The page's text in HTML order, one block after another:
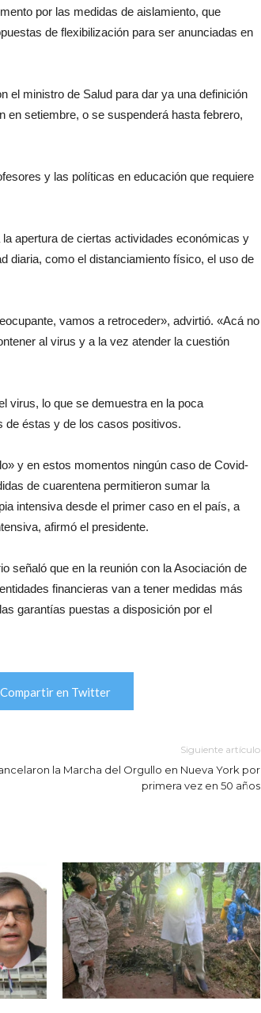
por las medidas de aislamiento, que
de flexibilización para ser anunciadas en
el ministro de Salud para dar ya una definición
setiembre, o se suspenderá hasta febrero,
y las políticas en educación que requiere
apertura de ciertas actividades económicas y
diaria, como el distanciamiento físico, el uso de
vamos a retroceder», advirtió. «Acá no
al virus y a la vez atender la cuestión
virus, lo que se demuestra en la poca
de éstas y de los casos positivos.
y en estos momentos ningún caso de Covid-
de cuarentena permitieron sumar la
intensiva desde el primer caso en el país, a
afirmó el presidente.
señaló que en la reunión con la Asociación de
financieras van a tener medidas más
garantías puestas a disposición por el
Compartir en Twitter
Siguiente artículo
la Marcha del Orgullo en Nueva York por
primera vez en 50 años